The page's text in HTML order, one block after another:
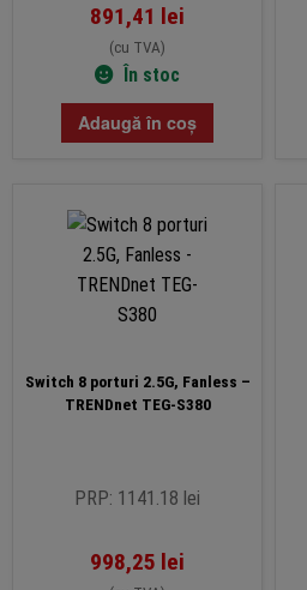
891,41 lei
(cu TVA)
În stoc
Adaugă în coș
Switch 8 porturi 2.5G, Fanless –
TRENDnet TEG-S380
PRP: 1141.18 lei
998,25 lei